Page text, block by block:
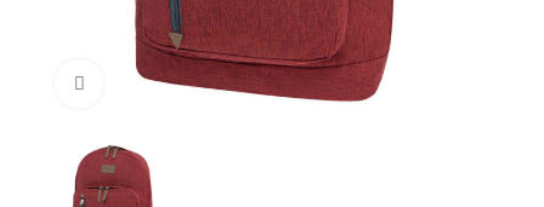
Click to enlarge